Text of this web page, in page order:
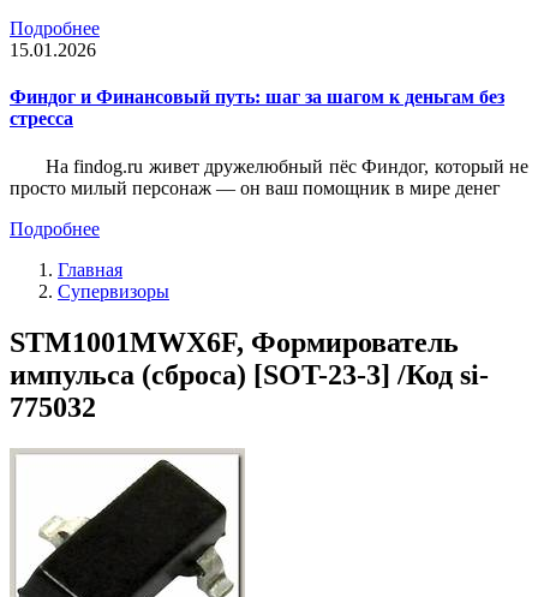
Подробнее
15.01.2026
Финдог и Финансовый путь: шаг за шагом к деньгам без
стресса
На findog.ru живет дружелюбный пёс Финдог, который не
просто милый персонаж — он ваш помощник в мире денег
Подробнее
Главная
Супервизоры
STM1001MWX6F, Формирователь
импульса (сброса) [SOT-23-3] /Код si-
775032